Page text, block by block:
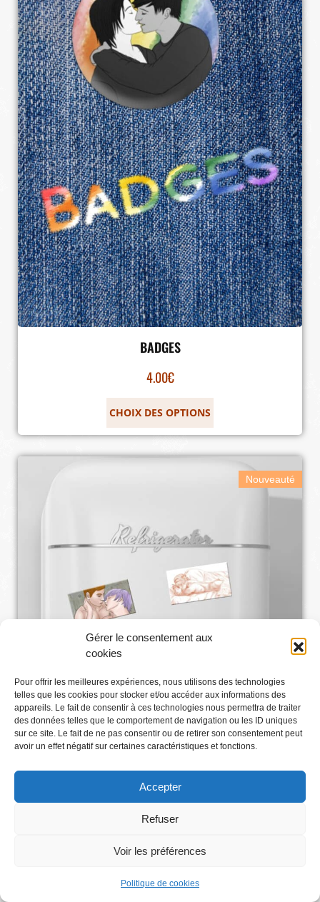
Gérer le consentement aux
cookies
Pour offrir les meilleures expériences, nous utilisons des technologies
telles que les cookies pour stocker et/ou accéder aux informations des
appareils. Le fait de consentir à ces technologies nous permettra de traiter
des données telles que le comportement de navigation ou les ID uniques
sur ce site. Le fait de ne pas consentir ou de retirer son consentement peut
avoir un effet négatif sur certaines caractéristiques et fonctions.
Accepter
Refuser
Voir les préférences
Politique de cookies
BADGES
4.00€
CHOIX DES OPTIONS
Nouveauté